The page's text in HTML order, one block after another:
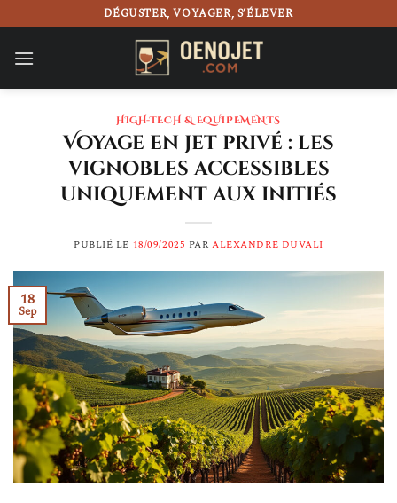
au
contenu
DÉGUSTER, VOYAGER, S’ÉLEVER
HIGH-TECH & EQUIPEMENTS
Voyage en jet privé : les
vignobles accessibles
uniquement aux initiés
PUBLIÉ LE 18/09/2025 PARALEXANDRE DUVALI
18
Sep